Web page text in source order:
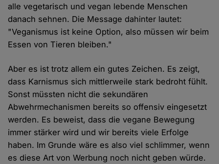
alle vegetarisch und vegan lebende Menschen
danach sehnen. Die Message dahinter lautet:
"Veganismus ist keine Option, also müssen wir beim
Essen von Tieren bleiben."
Aber es ist trotz allem ein gutes Zeichen. Es zeigt,
dass Karnismus sich mittlerweile stark bedroht fühlt.
Sonst müssten nicht die sekundären
Abwehrmechanismen bereits so offensiv eingesetzt
werden. Es beweist, dass die vegane Bewegung
immer stärker wird und wir bereits viele Erfolge
haben. Im Grunde wäre es also viel schlimmer, wenn
es diese Art von Werbung noch nicht geben würde.